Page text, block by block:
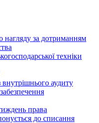
нагляду за дотриманням
техніки
внутрішнього аудиту
права
до списання